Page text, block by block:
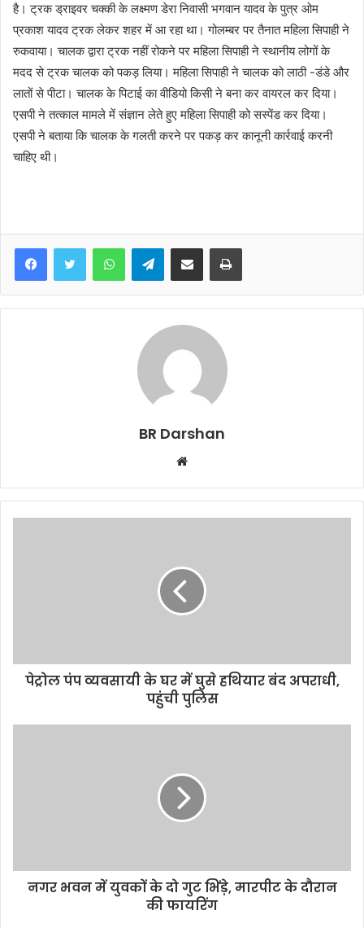
है। ट्रक ड्राइवर चक्की के लक्ष्मण डेरा निवासी भगवान यादव के पुत्र ओम
प्रकाश यादव ट्रक लेकर शहर में आ रहा था। गोलम्बर पर तैनात महिला सिपाही ने
रुकवाया। चालक द्वारा ट्रक नहीं रोकने पर महिला सिपाही ने स्थानीय लोगों के
मदद से ट्रक चालक को पकड़ लिया। महिला सिपाही ने चालक को लाठी -डंडे और
लातों से पीटा। चालक के पिटाई का वीडियो किसी ने बना कर वायरल कर दिया।
एसपी ने तत्काल मामले में संज्ञान लेते हुए महिला सिपाही को सस्पेंड कर दिया।
एसपी ने बताया कि चालक के गलती करने पर पकड़ कर कानूनी कार्रवाई करनी
चाहिए थी।
Telegram
BR Darshan
b
s
e
पेट्रोल पंप व्यवसायी के घर में घुसे हथियार बंद अपराधी,
पहुंची पुलिस
नगर भवन में युवकों के दो गुट भिंड़े, मारपीट के दौरान
की फायरिंग